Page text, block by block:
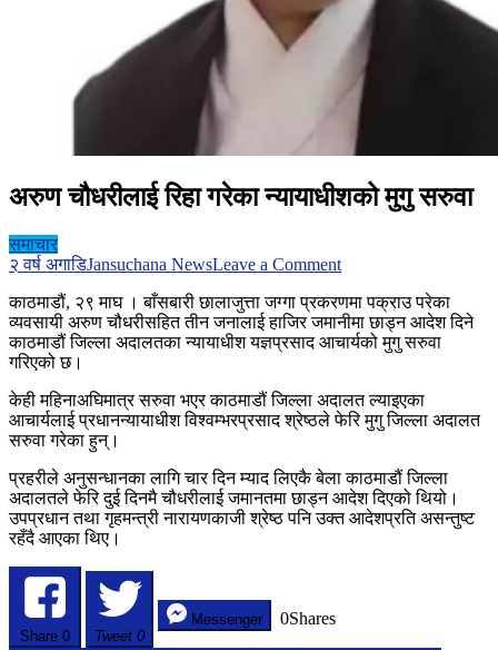
अरुण चौधरीलाई रिहा गरेका न्यायाधीशको मुगु सरुवा
समाचार
२ वर्ष अगाडिJansuchana NewsLeave a Commenton
चौधरीलाई
रिहा
गरेका
सरुवा
काठमाडौं, २९ माघ । बाँसबारी छालाजुत्ता जग्गा प्रकरणमा पक्राउ परेका
व्यवसायी अरुण चौधरीसहित तीन जनालाई हाजिर जमानीमा छाड्न आदेश दिने
काठमाडौं जिल्ला अदालतका न्यायाधीश यज्ञप्रसाद आचार्यको मुगु सरुवा
गरिएको छ।
केही महिनाअघिमात्र सरुवा भएर काठमाडौं जिल्ला अदालत ल्याइएका
आचार्यलाई प्रधानन्यायाधीश विश्वम्भरप्रसाद श्रेष्ठले फेरि मुगु जिल्ला अदालत
सरुवा गरेका हुन्।
प्रहरीले अनुसन्धानका लागि चार दिन म्याद लिएकै बेला काठमाडौं जिल्ला
अदालतले फेरि दुई दिनमै चौधरीलाई जमानतमा छाड्न आदेश दिएको थियो।
उपप्रधान तथा गृहमन्त्री नारायणकाजी श्रेष्ठ पनि उक्त आदेशप्रति असन्तुष्ट
रहँदै आएका थिए।
Share 0 Tweet 0
Messenger 0Shares